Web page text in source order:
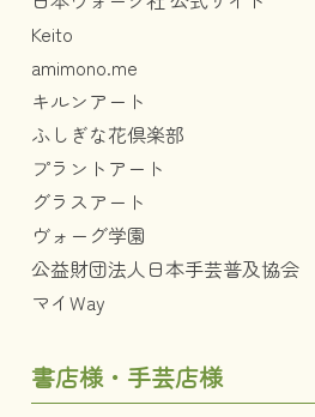
Keito
amimono.me
キルンアート
ふしぎな花倶楽部
プラントアート
グラスアート
ヴォーグ学園
公益財団法人日本手芸普及協会
マイWay
書店様・手芸店様